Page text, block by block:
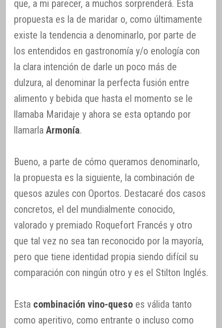
que, a mi parecer, a muchos sorprenderá. Esta
propuesta es la de maridar o, como últimamente
existe la tendencia a denominarlo, por parte de
los entendidos en gastronomía y/o enología con
la clara intención de darle un poco más de
dulzura, al denominar la perfecta fusión entre
alimento y bebida que hasta el momento se le
llamaba Maridaje y ahora se esta optando por
llamarla Armonía.
Bueno, a parte de cómo queramos denominarlo,
la propuesta es la siguiente, la combinación de
quesos azules con Oportos. Destacaré dos casos
concretos, el del mundialmente conocido,
valorado y premiado Roquefort Francés y otro
que tal vez no sea tan reconocido por la mayoría,
pero que tiene identidad propia siendo difícil su
comparación con ningún otro y es el Stilton Inglés.
Esta combinación vino-queso es válida tanto
como aperitivo, como entrante o incluso como